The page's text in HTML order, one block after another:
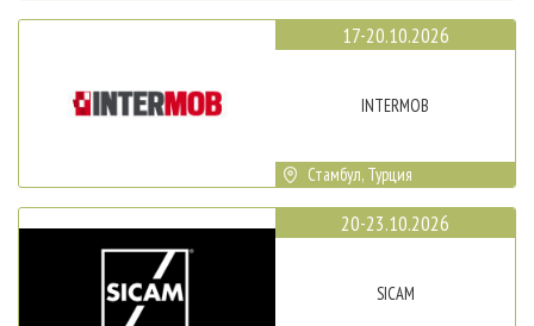
17-20.10.2026
INTERMOB
Стамбул, Турция
20-23.10.2026
SICAM